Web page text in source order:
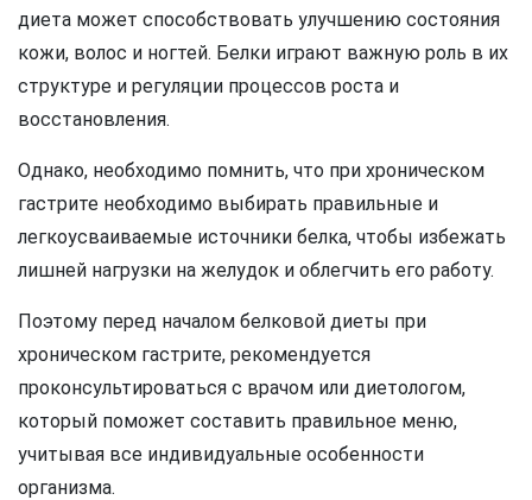
диета может способствовать улучшению состояния
кожи, волос и ногтей. Белки играют важную роль в их
структуре и регуляции процессов роста и
восстановления.
Однако, необходимо помнить, что при хроническом
гастрите необходимо выбирать правильные и
легкоусваиваемые источники белка, чтобы избежать
лишней нагрузки на желудок и облегчить его работу.
Поэтому перед началом белковой диеты при
хроническом гастрите, рекомендуется
проконсультироваться с врачом или диетологом,
который поможет составить правильное меню,
учитывая все индивидуальные особенности
организма.